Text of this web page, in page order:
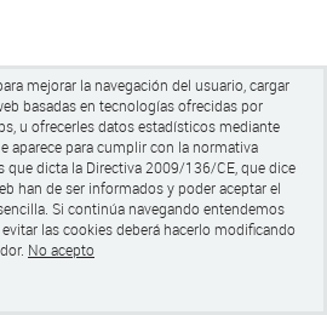
mejorar la navegación del usuario, cargar
basadas en tecnologías ofrecidas por
u ofrecerles datos estadísticos mediante
aparece para cumplir con la normativa
que dicta la Directiva 2009/136/CE, que dice
han de ser informados y poder aceptar el
Si continúa navegando entendemos
las cookiesdeberá hacerlo modificando
No acepto